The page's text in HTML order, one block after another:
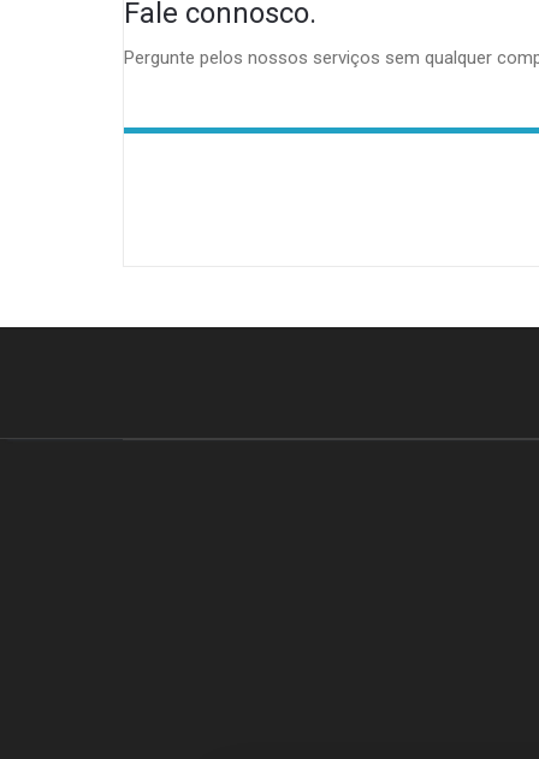
Fale connosco.
Pergunte pelos nossos serviços sem qualquer